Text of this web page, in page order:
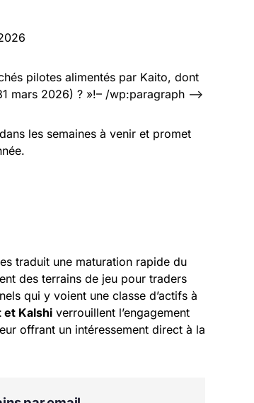
pilotes alimentés par Kaito, dont
mars 2026) ? »!– /wp:paragraph –>
les semaines à venir et promet
traduit une maturation rapide du
des terrains de jeu pour traders
qui y voient une classe d’actifs à
et Kalshi verrouillent l’engagement
offrant un intéressement direct à la